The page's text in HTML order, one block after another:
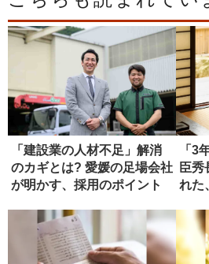
「建設業の人材不足」解消
のカギとは? 愛媛の足場会社
が明かす、採用のポイント
「3
臣秀
れた